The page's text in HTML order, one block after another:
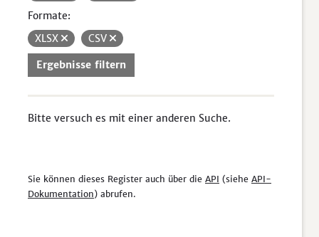
Formate:
XLSX
CSV
Ergebnisse filtern
Bitte versuch es mit einer anderen Suche.
Sie können dieses Register auch über die API (siehe API-
Dokumentation) abrufen.